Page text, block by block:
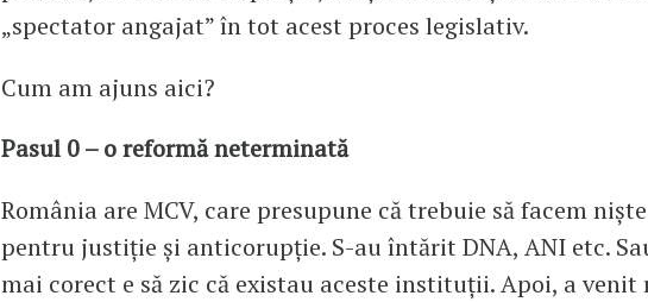
„spectator angajat” în tot acest proces legislativ.
Cum am ajuns aici?
Pasul 0 – o reformă neterminată
România are MCV, care presupune că trebuie să facem
pentru justiție și anticorupție. S-au întărit DNA, ANI etc.
mai corect e să zic că existau aceste instituții. Apoi, a venit